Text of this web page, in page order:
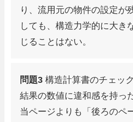
り、流用元の物件の設定が
しても、構造力学的に大き
じることはない。
問題3 構造計算書のチェッ
結果の数値に違和感を持っ
当ページよりも「後ろのペ